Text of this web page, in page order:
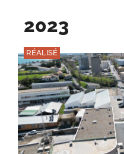
2023
RÉALISÉ